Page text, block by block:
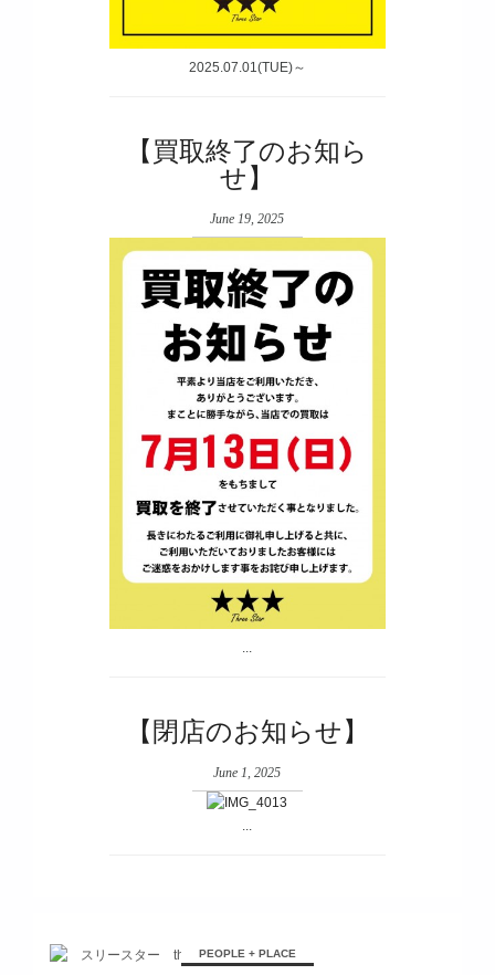
2025.07.01(TUE)～
【買取終了のお知ら
せ】
June 19, 2025
【閉店のお知らせ】
June 1, 2025
PEOPLE + PLACE